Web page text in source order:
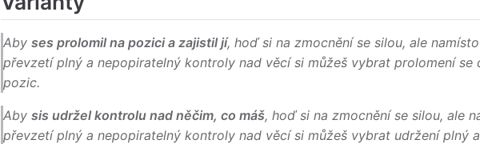
Abyses prolomil na pozici a zajistil jí, hoď si nazmocnění se silou, ale
převzetí plný a nepopiratelný kontroly nad věcí si můžeš vybrat prolomení se
pozic.
Abysis udržel kontrolu nad něčim, co máš, hoď si nazmocnění se silou, ale
převzetí plný a nepopiratelný kontroly nad věcí si můžeš vybrat udržení plný